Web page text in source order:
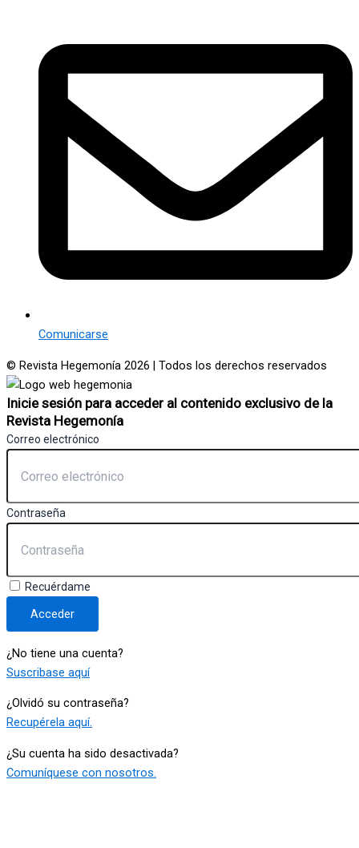
Comunicarse
© Revista Hegemonía 2026 | Todos los derechos reservados
Inicie sesión para acceder al contenido exclusivo de la
Revista Hegemonía
Correo electrónico
Contraseña
Recuérdame
Acceder
¿No tiene una cuenta?
Suscribase aquí
¿Olvidó su contraseña?
Recupérela aquí.
¿Su cuenta ha sido desactivada?
Comuníquese con nosotros.